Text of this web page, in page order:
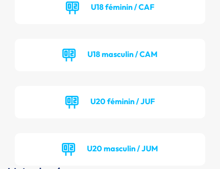
U18 féminin / CAF
U18 masculin / CAM
U20 féminin / JUF
U20 masculin / JUM